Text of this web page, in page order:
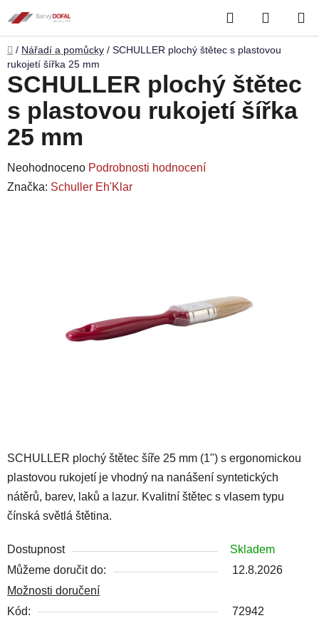
na
obsah
Hledat
KOŠÍK
Domů
/ Nářadí a pomůcky / SCHULLER plochý štětec s plastovou
rukojetí šířka 25 mm
SCHULLER plochý štětec šíře 25 mm (1") s ergonomickou
plastovou rukojetí je vhodný na nanášení syntetických
nátěrů, barev, laků a lazur. Kvalitní štětec s vlasem typu
čínská světlá štětina.
Dostupnost
Skladem
Můžeme doručit do:
12.8.2026
Možnosti doručení
Kód:
72942
SCHULLER plochý štětec
s plastovou rukojetí šířka
25 mm
Průměrné
hodnocení
Neohodnoceno Podrobnosti hodnocení
Značka: Schuller Eh'Klar